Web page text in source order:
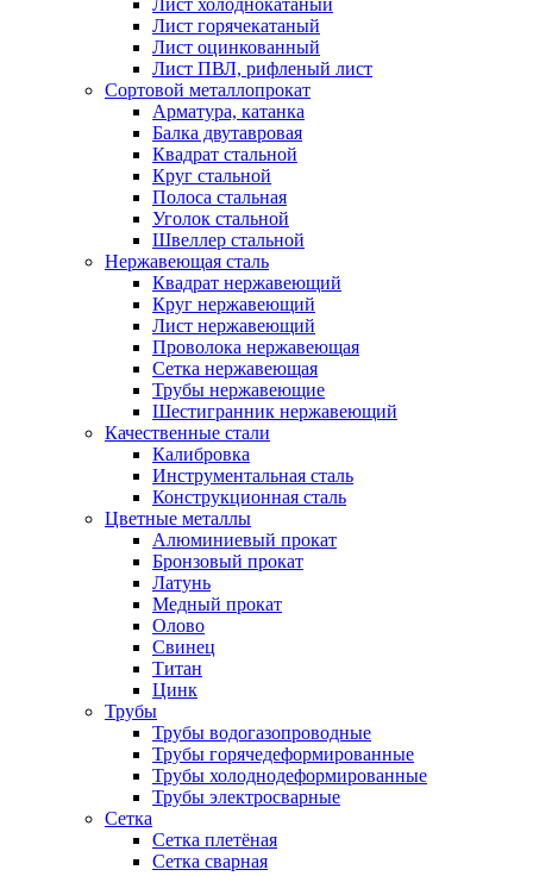
Лист холоднокатаный
Лист горячекатаный
Лист оцинкованный
Лист ПВЛ, рифленый лист
Сортовой металлопрокат
Арматура, катанка
Балка двутавровая
Квадрат стальной
Круг стальной
Полоса стальная
Уголок стальной
Швеллер стальной
Нержавеющая сталь
Квадрат нержавеющий
Круг нержавеющий
Лист нержавеющий
Проволока нержавеющая
Сетка нержавеющая
Трубы нержавеющие
Шестигранник нержавеющий
Качественные стали
Калибровка
Инструментальная сталь
Конструкционная сталь
Цветные металлы
Алюминиевый прокат
Бронзовый прокат
Латунь
Медный прокат
Олово
Свинец
Титан
Цинк
Трубы
Трубы водогазопроводные
Трубы горячедеформированные
Трубы холоднодеформированные
Трубы электросварные
Сетка
Сетка плетёная
Сетка сварная